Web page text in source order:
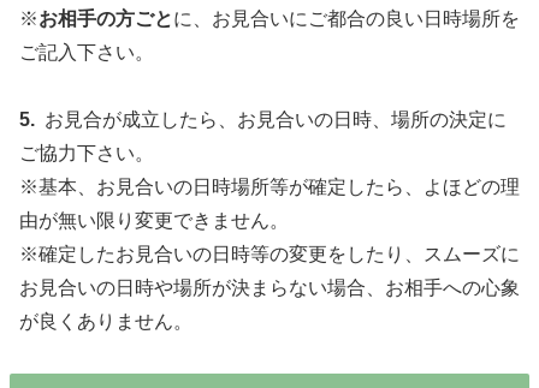
※お相手の方ごとに、お見合いにご都合の良い日時場所を
ご記入下さい。
5. お見合が成立したら、お見合いの日時、場所の決定に
ご協力下さい。
※基本、お見合いの日時場所等が確定したら、よほどの理
由が無い限り変更できません。
※確定したお見合いの日時等の変更をしたり、スムーズに
お見合いの日時や場所が決まらない場合、お相手への心象
が良くありません。